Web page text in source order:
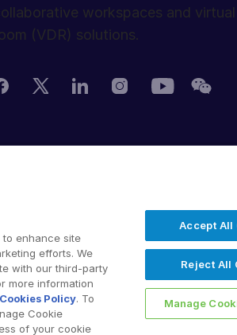
workspaces and
(VDR) solutions.
Slavery Statement
2026 Intralinks, SS&C Inc.
to enhance site
efforts. We
with our third-party
more information
Cookies Policy. To
Cookie
of your cookie
Accept All
Reject All
Manage